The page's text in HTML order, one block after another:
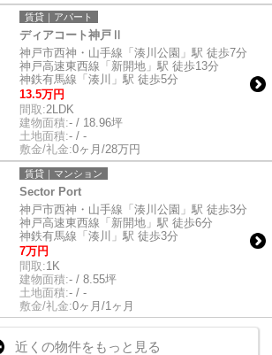
賃貸｜アパート
ディアコート神戸Ⅱ
神戸市西神・山手線「湊川公園」駅 徒歩7分
神戸高速東西線「新開地」駅 徒歩13分
神鉄有馬線「湊川」駅 徒歩5分
13.5万円
間取:2LDK
建物面積:- / 18.96坪
土地面積:- / -
敷金/礼金:0ヶ月/28万円
賃貸｜マンション
Sector Port
神戸市西神・山手線「湊川公園」駅 徒歩3分
神戸高速東西線「新開地」駅 徒歩6分
神鉄有馬線「湊川」駅 徒歩3分
7万円
間取:1K
建物面積:- / 8.55坪
土地面積:- / -
敷金/礼金:0ヶ月/1ヶ月
近くの物件をもっと見る